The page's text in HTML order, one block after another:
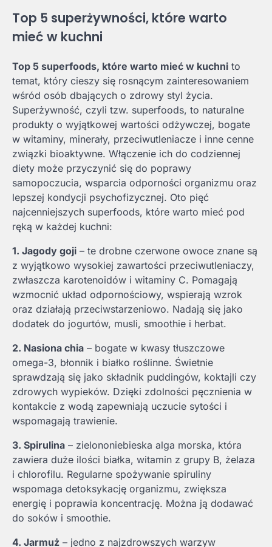
Top 5 superżywności, które warto
mieć w kuchni
Top 5 superfoods, które warto mieć w kuchni to
temat, który cieszy się rosnącym zainteresowaniem
wśród osób dbających o zdrowy styl życia.
Superżywność, czyli tzw. superfoods, to naturalne
produkty o wyjątkowej wartości odżywczej, bogate
w witaminy, minerały, przeciwutleniacze i inne cenne
związki bioaktywne. Włączenie ich do codziennej
diety może przyczynić się do poprawy
samopoczucia, wsparcia odporności organizmu oraz
lepszej kondycji psychofizycznej. Oto pięć
najcenniejszych superfoods, które warto mieć pod
ręką w każdej kuchni:
1. Jagody goji – te drobne czerwone owoce znane są
z wyjątkowo wysokiej zawartości przeciwutleniaczy,
zwłaszcza karotenoidów i witaminy C. Pomagają
wzmocnić układ odpornościowy, wspierają wzrok
oraz działają przeciwstarzeniowo. Nadają się jako
dodatek do jogurtów, musli, smoothie i herbat.
2. Nasiona chia – bogate w kwasy tłuszczowe
omega-3, błonnik i białko roślinne. Świetnie
sprawdzają się jako składnik puddingów, koktajli czy
zdrowych wypieków. Dzięki zdolności pęcznienia w
kontakcie z wodą zapewniają uczucie sytości i
wspomagają trawienie.
3. Spirulina – zielononiebieska alga morska, która
zawiera duże ilości białka, witamin z grupy B, żelaza
i chlorofilu. Regularne spożywanie spiruliny
wspomaga detoksykację organizmu, zwiększa
energię i poprawia koncentrację. Można ją dodawać
do soków i smoothie.
4. Jarmuż – jedno z najzdrowszych warzyw